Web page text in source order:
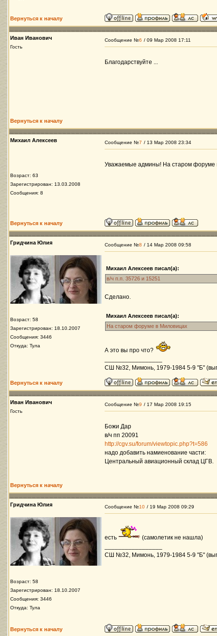
Вернуться к началу
Иван Иванович
Гость
Сообщение №6 / 09 Мар 2008 17:11
Благодарствуйте ...
Вернуться к началу
Михаил Алексеев
Возраст: 63
Зарегистрирован: 13.03.2008
Сообщения: 8
Сообщение №7 / 13 Мар 2008 23:34
Уважаемые админы! На старом форуме
Вернуться к началу
Гридчина Юлия
Возраст: 58
Зарегистрирован: 18.10.2007
Сообщения: 3446
Откуда: Тула
Сообщение №8 / 14 Мар 2008 09:58
Михаил Алексеев писал(а):
в/ч п.п. 35726 и 15251
Сделано.
Михаил Алексеев писал(а):
На старом форуме в Миловицах
А это вы про что?
СШ №32, Мимонь, 1979-1984 5-9 "Б"
Вернуться к началу
Иван Иванович
Гость
Сообщение №9 / 17 Мар 2008 19:15
Божи Дар
в/ч пп 20091
http://cgv.su/forum/viewtopic.php?t=586
надо добавить намиенование части:
Центральный авиационный склад ЦГВ.
Вернуться к началу
Гридчина Юлия
Возраст: 58
Зарегистрирован: 18.10.2007
Сообщения: 3446
Откуда: Тула
Сообщение №10 / 19 Мар 2008 09:29
есть
(самолетик не нашла)
СШ №32, Мимонь, 1979-1984 5-9 "Б"
Вернуться к началу